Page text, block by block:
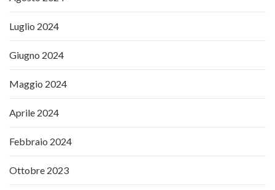
Luglio 2024
Giugno 2024
Maggio 2024
Aprile 2024
Febbraio 2024
Ottobre 2023